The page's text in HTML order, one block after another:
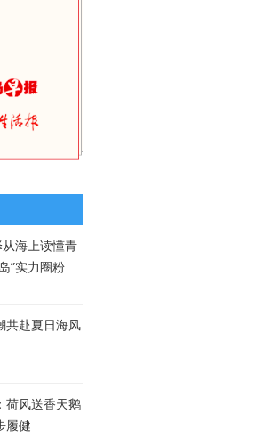
海上读懂青
”实力圈粉
共赴夏日海风
荷风送香天鹅
履健